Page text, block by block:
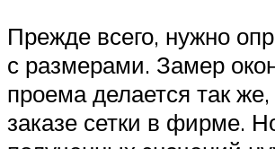
Прежде всего, нужно
с размерами. Замер
проема делается так же,
заказе сетки в фирме.